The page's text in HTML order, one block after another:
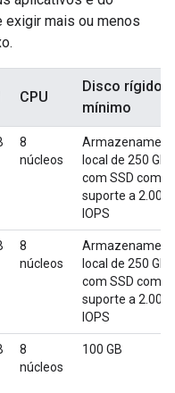
exigir mais ou menos
CPU
Disco rígido
mínimo
8
núcleos
local de 250 GB
com SSD com
suporte a 2.000
IOPS
8
núcleos
local de 250 GB
com SSD com
suporte a 2.000
IOPS
8
núcleos
100 GB